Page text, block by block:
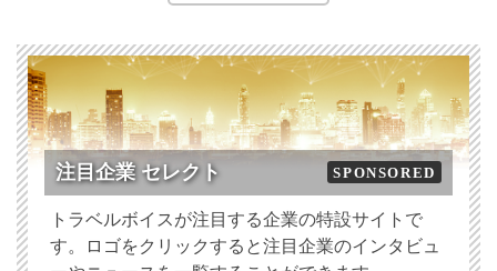
注目企業 セレクト SPONSORED
トラベルボイスが注目する企業の特設サイトで
す。ロゴをクリックすると注目企業のインタビュ